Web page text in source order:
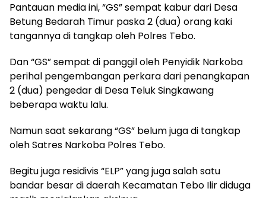
Pantauan media ini, “GS” sempat kabur dari Desa
Betung Bedarah Timur paska 2 (dua) orang kaki
tangannya di tangkap oleh Polres Tebo.
Dan “GS” sempat di panggil oleh Penyidik Narkoba
perihal pengembangan perkara dari penangkapan
2 (dua) pengedar di Desa Teluk Singkawang
beberapa waktu lalu.
Namun saat sekarang “GS” belum juga di tangkap
oleh Satres Narkoba Polres Tebo.
Begitu juga residivis “ELP” yang juga salah satu
bandar besar di daerah Kecamatan Tebo Ilir diduga